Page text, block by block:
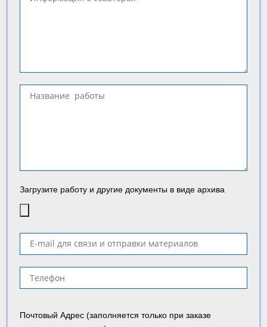
Загрузите работу и другие документы в виде архива
Почтовый Адрес (заполняется только при заказе